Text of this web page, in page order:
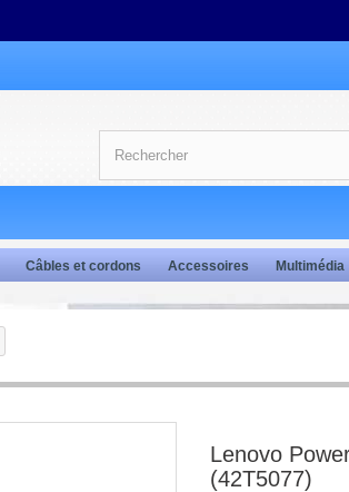
Câbles et cordons Accessoires Multimédia
Lenovo
(42T5077)